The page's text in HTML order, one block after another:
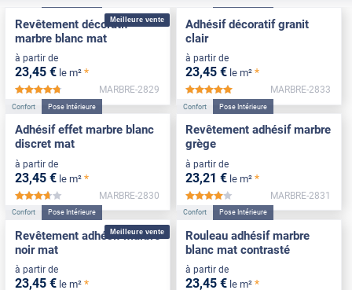
Meilleure vente
Revêtement décoratif
marbre blanc mat
à partir de
23,45 € le m² *
*****
MARBRE-2829
Adhésif décoratif granit
clair
à partir de
23,45 € le m² *
MARBRE-2833
Confort Pose Intérieure
Adhésif effet marbre blanc
discret mat
à partir de
23,45 € le m² *
*****
MARBRE-2830
Confort Pose Intérieure
Revêtement adhésif marbre
grège
à partir de
23,21 € le m² *
*****
MARBRE-2831
Meilleure vente
Confort Pose Intérieure
Revêtement adhésif marbre
noir mat
à partir de
23,45 € le m² *
Confort Pose Intérieure
Rouleau adhésif marbre
blanc mat contrasté
à partir de
23,45 € le m² *